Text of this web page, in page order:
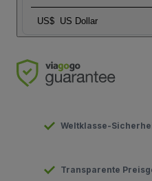
US$ US Dollar
Weltklasse-
Transparente